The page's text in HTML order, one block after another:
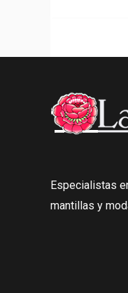
Especialistas
mantillas y